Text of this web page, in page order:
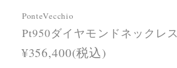
PonteVecchio
Pt950ダイヤモンドネックレス
¥356,400(税込)